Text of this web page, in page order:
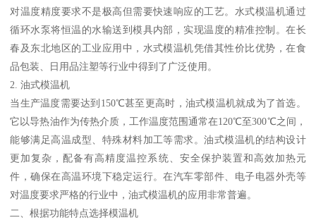
对温度精度要求不是极高但需要快速响应的工艺。水式模温机通过
循环水泵将恒温的水输送到模具内部，实现温度的精准控制。在长
春及东北地区的工业应用中，水式模温机凭借其性价比优势，在食
品包装、日用品注塑等行业中得到了广泛使用。
2. 油式模温机
当生产温度需要达到150℃甚至更高时，油式模温机就成为了首选。
它以导热油作为传热介质，工作温度范围通常在120℃至300℃之间，
能够满足高温成型、特殊材料加工等需求。油式模温机的结构设计
更加复杂，配备有高精度温控系统、安全保护装置和高效加热元
件，确保在高温环境下稳定运行。在汽车零部件、电子电器外壳等
对温度要求严格的行业中，油式模温机的应用非常普遍。
二、根据功能特点选择模温机